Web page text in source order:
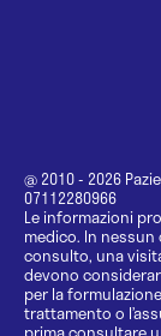
@ 2010 - 2026
07112280966
Le informazioni
medico. In
consulto, una
devono
per la
trattamento o